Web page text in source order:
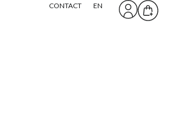
CONTACT EN